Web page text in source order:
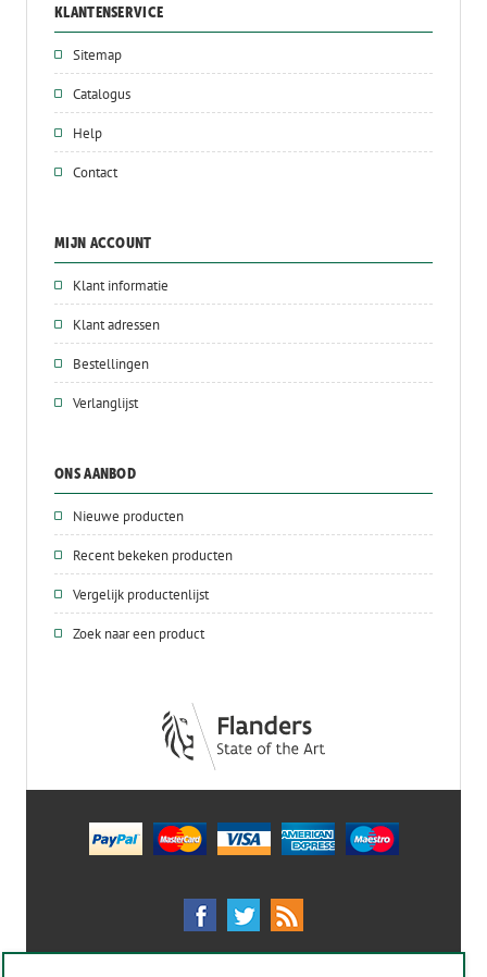
KLANTENSERVICE
Sitemap
Catalogus
Help
Contact
MIJN ACCOUNT
Klant informatie
Klant adressen
Bestellingen
Verlanglijst
ONS AANBOD
Nieuwe producten
Recent bekeken producten
Vergelijk productenlijst
Zoek naar een product